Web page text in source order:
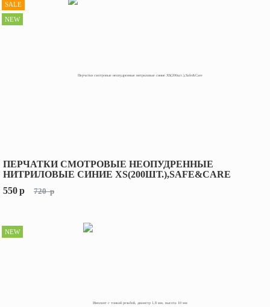
ПЕРЧАТКИ СМОТРОВЫЕ НЕОПУДРЕННЫЕ
НИТРИЛОВЫЕ СИНИЕ XS(200ШТ.),SAFE&CARE
550p 720 p
SALE
NEW
NEW